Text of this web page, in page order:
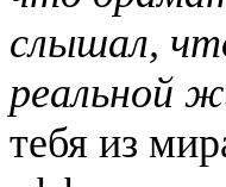
слышал,
реальной
тебя из